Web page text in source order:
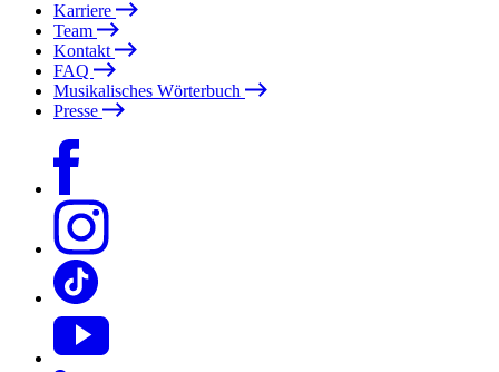
Karriere
Team
Kontakt
FAQ
Musikalisches Wörterbuch
Presse